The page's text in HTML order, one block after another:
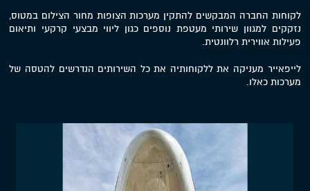
לקוחות החברה המבקשים להתקין מערכות הצופות מחור הצילום במטוס,
נזקקים למגוון שירותי מעטפת נוספים כגון ליווי מבצעי קרקעי ותיאום
פעילות אווירית רלוונטית.
לייפאייר מעניקה את ללקוחותיה את כל השירותים הנדרשים להטסה של
מערכות כאלו.